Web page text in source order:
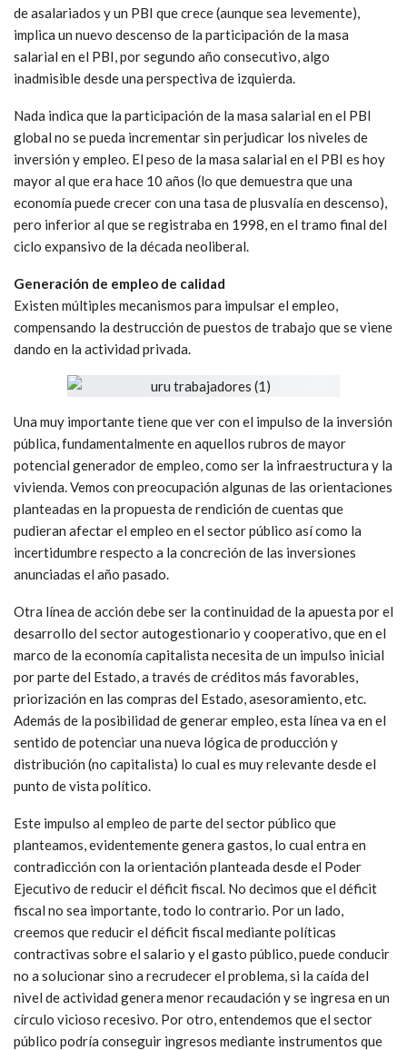
de asalariados y un PBI que crece (aunque sea levemente),
implica un nuevo descenso de la participación de la masa
salarial en el PBI, por segundo año consecutivo, algo
inadmisible desde una perspectiva de izquierda.
Nada indica que la participación de la masa salarial en el PBI
global no se pueda incrementar sin perjudicar los niveles de
inversión y empleo. El peso de la masa salarial en el PBI es hoy
mayor al que era hace 10 años (lo que demuestra que una
economía puede crecer con una tasa de plusvalía en descenso),
pero inferior al que se registraba en 1998, en el tramo final del
ciclo expansivo de la década neoliberal.
Generación de empleo de calidad
Existen múltiples mecanismos para impulsar el empleo,
compensando la destrucción de puestos de trabajo que se viene
dando en la actividad privada.
Una muy importante tiene que ver con el impulso de la inversión
pública, fundamentalmente en aquellos rubros de mayor
potencial generador de empleo, como ser la infraestructura y la
vivienda. Vemos con preocupación algunas de las orientaciones
planteadas en la propuesta de rendición de cuentas que
pudieran afectar el empleo en el sector público así como la
incertidumbre respecto a la concreción de las inversiones
anunciadas el año pasado.
Otra línea de acción debe ser la continuidad de la apuesta por el
desarrollo del sector autogestionario y cooperativo, que en el
marco de la economía capitalista necesita de un impulso inicial
por parte del Estado, a través de créditos más favorables,
priorización en las compras del Estado, asesoramiento, etc.
Además de la posibilidad de generar empleo, esta línea va en el
sentido de potenciar una nueva lógica de producción y
distribución (no capitalista) lo cual es muy relevante desde el
punto de vista político.
Este impulso al empleo de parte del sector público que
planteamos, evidentemente genera gastos, lo cual entra en
contradicción con la orientación planteada desde el Poder
Ejecutivo de reducir el déficit fiscal. No decimos que el déficit
fiscal no sea importante, todo lo contrario. Por un lado,
creemos que reducir el déficit fiscal mediante políticas
contractivas sobre el salario y el gasto público, puede conducir
no a solucionar sino a recrudecer el problema, si la caída del
nivel de actividad genera menor recaudación y se ingresa en un
círculo vicioso recesivo. Por otro, entendemos que el sector
público podría conseguir ingresos mediante instrumentos que